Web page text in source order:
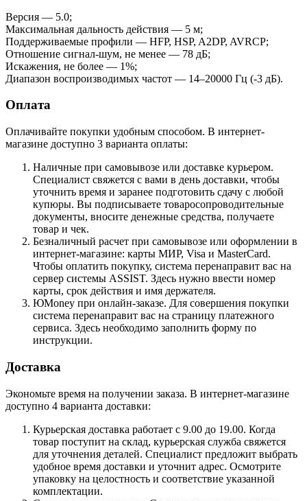
Версия — 5.0;
Максимальная дальность действия — 5 м;
Поддерживаемые профили — HFP, HSP, A2DP, AVRCP;
Отношение сигнал-шум, не менее — 78 дБ;
Искажения, не более — 1%;
Диапазон воспроизводимых частот — 14–20000 Гц (-3 дБ).
Оплата
Оплачивайте покупки удобным способом. В интернет-
магазине доступно 3 варианта оплаты:
Наличные при самовывозе или доставке курьером.
Специалист свяжется с вами в день доставки, чтобы
уточнить время и заранее подготовить сдачу с любой
купюры. Вы подписываете товаросопроводительные
документы, вносите денежные средства, получаете
товар и чек.
Безналичный расчет при самовывозе или оформлении в
интернет-магазине: карты МИР, Visa и MasterCard.
Чтобы оплатить покупку, система перенаправит вас на
сервер системы ASSIST. Здесь нужно ввести номер
карты, срок действия и имя держателя.
ЮMoney при онлайн-заказе. Для совершения покупки
система перенаправит вас на страницу платежного
сервиса. Здесь необходимо заполнить форму по
инструкции.
Доставка
Экономьте время на получении заказа. В интернет-магазине
доступно 4 варианта доставки:
Курьерская доставка работает с 9.00 до 19.00. Когда
товар поступит на склад, курьерская служба свяжется
для уточнения деталей. Специалист предложит выбрать
удобное время доставки и уточнит адрес. Осмотрите
упаковку на целостность и соответствие указанной
комплектации.